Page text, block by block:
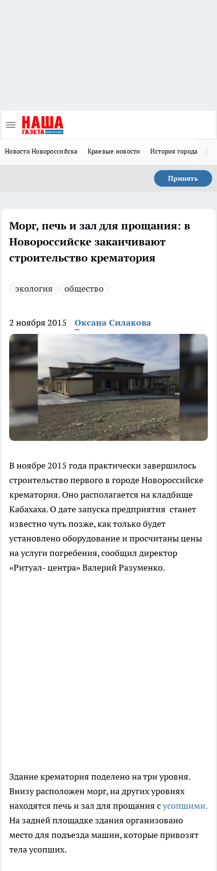
Новости Новороссийска Краевые новости История города Н
Принять
Морг, печь и зал для прощания: в
Новороссийске заканчивают
строительство крематория
экология общество
2 ноября 2015 Оксана Силакова
В ноябре 2015 года практически завершилось
строительство первого в городе Новороссийске
крематория. Оно располагается на кладбище
Кабахаха. О дате запуска предприятия станет
известно чуть позже, как только будет
установлено оборудование и просчитаны цены
на услуги погребения, сообщил директор
«Ритуал- центра» Валерий Разуменко.
Здание крематория поделено на три уровня.
Внизу расположен морг, на других уровнях
находятся печь и зал для прощания сусопшими.
На задней площадке здания организовано
место для подъезда машин, которые привозят
тела усопших.